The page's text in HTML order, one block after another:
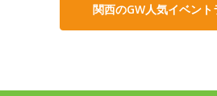
関西のGW人気イベント